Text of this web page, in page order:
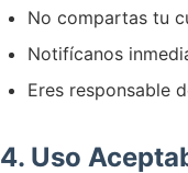
No compartas tu
Notifícanos
Eres responsable
4. Uso